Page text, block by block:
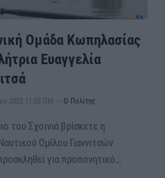
Ομάδα Κωπηλασίας
Ευαγγελία
2022 11:03 ΠΜ Ο Πολίτης
του Σχοινιά βρίσκετε η
Ομίλου Γιαννιτσών
για προπονητικό…